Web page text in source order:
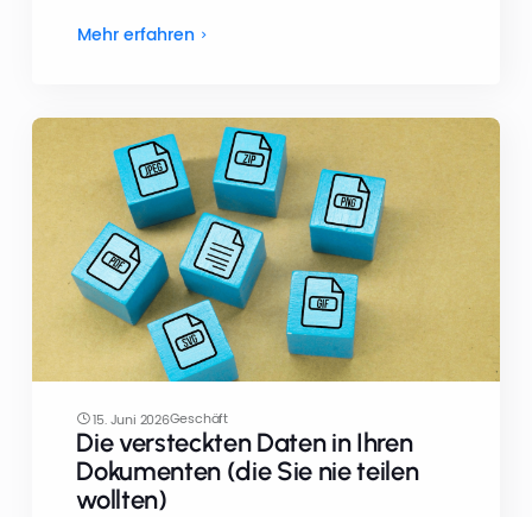
Mehr erfahren
15. Juni 2026Geschäft
Die versteckten Daten in Ihren
Dokumenten (die Sie nie teilen
wollten)